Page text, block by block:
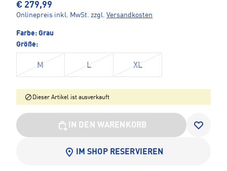
€ 279,99
Onlinepreis inkl. MwSt. zzgl. Versandkosten
Farbe: Grau
Größe:
M L XL
Dieser Artikel ist ausverkauft
IN DEN WARENKORB
IM SHOP RESERVIEREN